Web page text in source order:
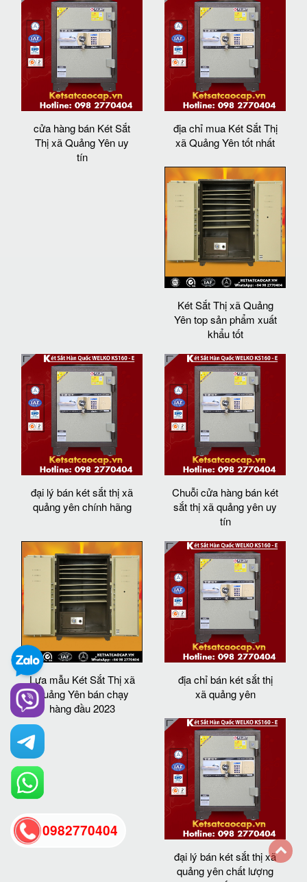
cửa hàng bán Két Sắt
Thị xã Quảng Yên uy
tín
địa chỉ mua Két Sắt Thị
xã Quảng Yên tốt nhất
Két Sắt Thị xã Quảng
Yên top sản phẩm xuất
khẩu tốt
đại lý bán két sắt thị xã
quảng yên chính hãng
Chuỗi cửa hàng bán két
sắt thị xã quảng yên uy
tín
Lựa mẫu Két Sắt Thị xã
Quảng Yên bán chạy
hàng đầu 2023
địa chỉ bán két sắt thị
xã quảng yên
đại lý bán két sắt thị xã
quảng yên chất lượng
0982770404
back